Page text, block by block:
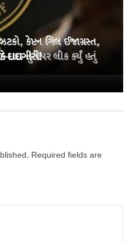
કેપ્ટન ગિલ ઈજાગ્રસ્ત,
UG નું પેપર લીક કર્યું હતું
Required fields are